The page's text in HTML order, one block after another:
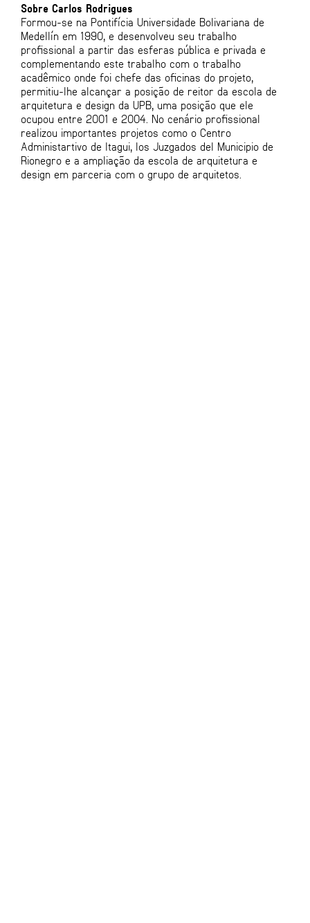
Sobre Carlos Rodrigues
Formou-se na Pontifícia Universidade Bolivariana de
Medellín em 1990, e desenvolveu seu trabalho
profissional a partir das esferas pública e privada e
complementando este trabalho com o trabalho
acadêmico onde foi chefe das oficinas do projeto,
permitiu-lhe alcançar a posição de reitor da escola de
arquitetura e design da UPB, uma posição que ele
ocupou entre 2001 e 2004. No cenário profissional
realizou importantes projetos como o Centro
Administartivo de Itagui, los Juzgados del Municipio de
Rionegro e a ampliação da escola de arquitetura e
design em parceria com o grupo de arquitetos.